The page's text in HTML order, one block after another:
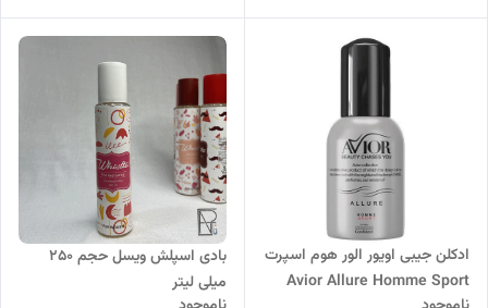
ادکلن جیبی اویور الور هوم اسپرت
Avior Allure Homme Sport
بادی اسپلش ویسل حجم 250
میلی لیتر